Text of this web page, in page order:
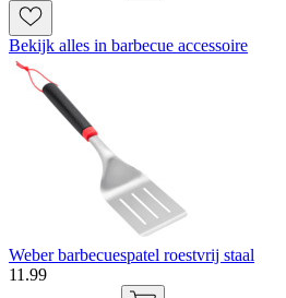
Bekijk alles in barbecue accessoire
Weber barbecuespatel roestvrij staal
11 .99